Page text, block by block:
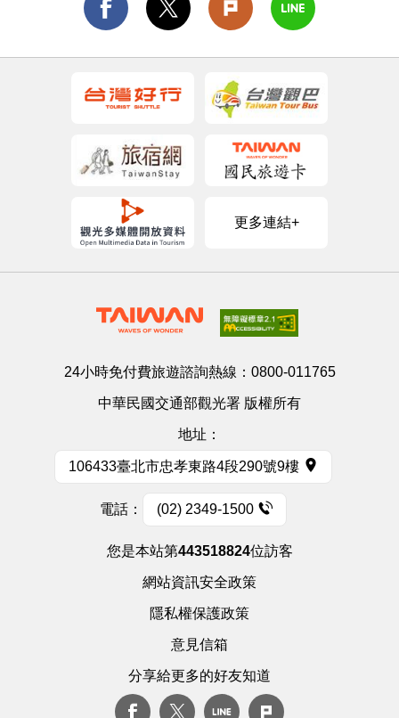
更多連結+
24小時免付費旅遊諮詢熱線： 0800-011765
中華民國交通部觀光署 版權所有
地址：
106433臺北市忠孝東路4段290號9樓
電話： (02) 2349-1500
您是本站第443518824位訪客
網站資訊安全政策
隱私權保護政策
意見信箱
分享給更多的好友知道